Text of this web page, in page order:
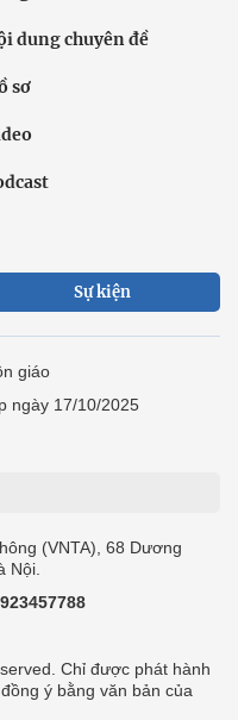
dung chuyên đề
sơ
Sự kiện
giáo
ngày 17/10/2025
(VNTA), 68 Dương
Nội.
Chỉ được phát hành
ý bằng văn bản của